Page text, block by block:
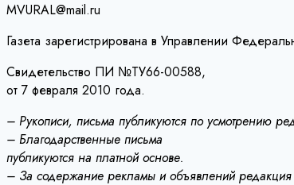
MVURAL@mail.ru
Газета зарегистрирована в Управлении
Свидетельство ПИ №ТУ66-00588,
от 7 февраля 2010 года.
– Рукописи, письма публикуются по усмотрению
– Благодарственные письма
публикуются на платной основе.
– За содержание рекламы и объявлений редакция